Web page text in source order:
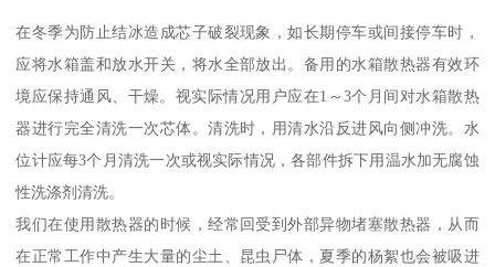
在冬季为防止结冰造成芯子破裂现象，如长期停车或间接停车时，
应将水箱盖和放水开关，将水全部放出。备用的水箱散热器有效环
境应保持通风、干燥。视实际情况用户应在1～3个月间对水箱散热
器进行完全清洗一次芯体。清洗时，用清水沿反进风向侧冲洗。水
位计应每3个月清洗一次或视实际情况，各部件拆下用温水加无腐蚀
性洗涤剂清洗。
我们在使用散热器的时候，经常回受到外部异物堵塞散热器，从而
在正常工作中产生大量的尘土、昆虫尸体，夏季的杨絮也会被吸进